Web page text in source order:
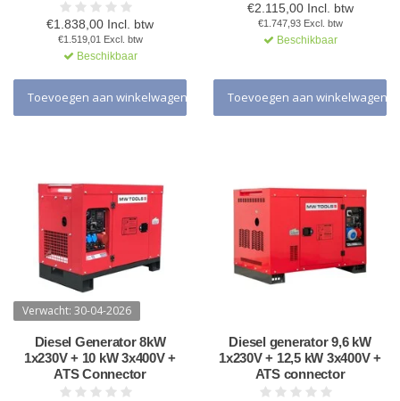
€1.838,00 Incl. btw
€1.519,01 Excl. btw
Beschikbaar
Toevoegen aan winkelwagen
€2.115,00 Incl. btw
€1.747,93 Excl. btw
Beschikbaar
Toevoegen aan winkelwagen
Verwacht: 30-04-2026
Diesel Generator 8kW
1x230V + 10 kW 3x400V +
ATS Connector
Diesel generator 9,6 kW
1x230V + 12,5 kW 3x400V +
ATS connector